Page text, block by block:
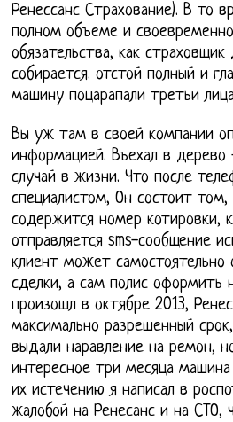
Ренессанс Страхование). В то
полном объеме и
обязательства, как страховщик
собирается. отстой полный и
машину поцарапали третьи
Вы уж там в своей компании
информацией. Въехал в
случай в жизни. Что после
специалистом, Он состоит
содержится номер котировки,
отправляется sms-сообщение
клиент может самостоятельно
сделки, а сам полис оформить
произошл в октябре 2013,
максимально разрешенный
выдали наравление на ремон,
интересное три месяца
их истечению я написал в
жалобой на Ренесанс и на СТО,